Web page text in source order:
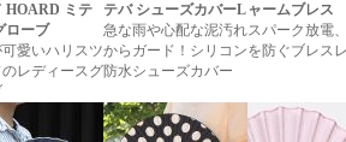
HOARD ミテ
ローブ
可愛いハリスツ
のレディースグ
テバ シューズカバーL
急な雨や心配な泥汚れ
からガード！シリコン
防水シューズカバー
ャームブレス
スパーク放電
を防ぐブレス